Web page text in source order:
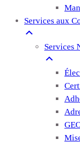
Services aux
Services